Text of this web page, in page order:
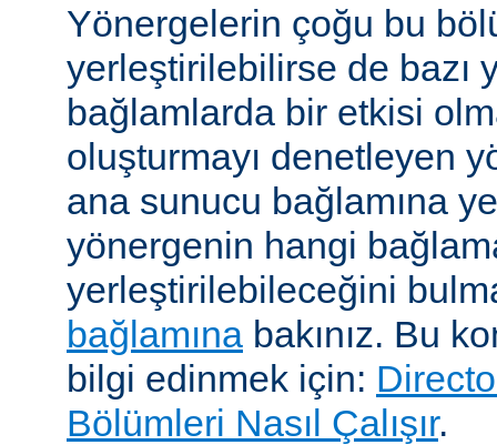
Yönergelerin çoğu bu
yerleştirilebilirse de bazı
bağlamlarda bir etkisi
oluşturmayı denetleyen
ana sunucu bağlamına
yönergenin hangi
yerleştirilebileceğini
bağlamına bakınız. Bu
bilgi edinmek için:
Bölümleri Nasıl Çalışır.